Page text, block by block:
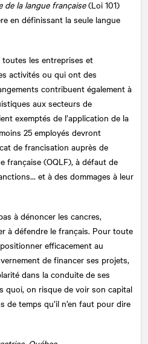
de la langue française(Loi 101)
en définissant la seule langue
les entreprises et
activités ou qui ont des
contribuent également à
aux secteurs de
exemptés de l’application de la
25 employés devront
de francisation auprès de
française (OQLF), à défaut de
et à des dommages à leur
à dénoncer les cancres,
à défendre le français. Pour toute
efficacement au
de financer ses projets,
dans la conduite de ses
quoi, on risque de voir son capital
de temps qu’il n’en faut pour dire